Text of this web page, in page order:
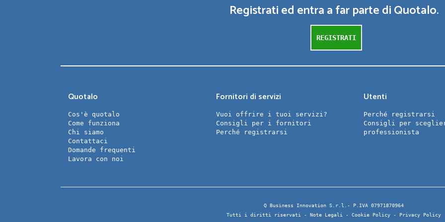
Registrati ed entra a far parte di Quotalo.
REGISTRATI
Quotalo
Cos'è quotalo
Come funziona
Chi siamo
Contattaci
Domande frequenti
Lavora con noi
Fornitori di servizi
Vuoi offrire i tuoi servizi?
Consigli per i fornitori
Perché registrarsi
Utenti
Perché registrarsi
Consigli per
professionista
Q Business Innovation S.r.l.- P.IVA 07971870964
Tutti i diritti riservati - Note Legali - Cookie Policy - Privacy Policy